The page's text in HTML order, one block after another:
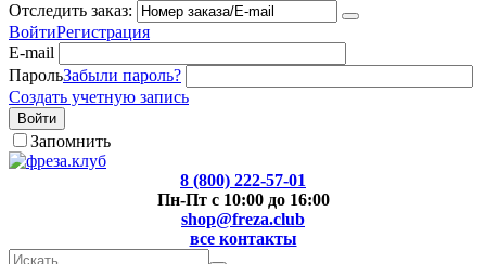
Отследить заказ:
ВойтиРегистрация
E-mail
ПарольЗабыли пароль?
Создать учетную запись
Войти
Запомнить
8 (800) 222-57-01
Пн-Пт с 10:00 до 16:00
shop@freza.club
все контакты